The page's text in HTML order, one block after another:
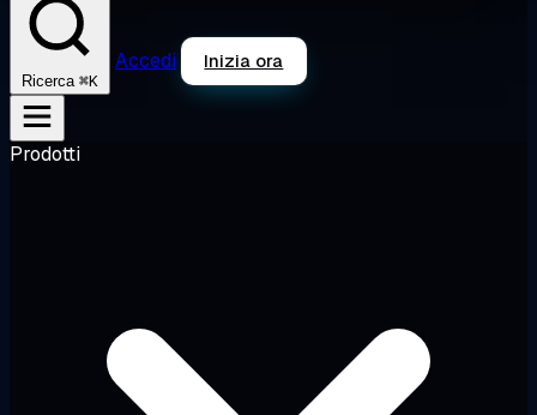
Ricerca ⌘K
Accedi Inizia ora
Prodotti